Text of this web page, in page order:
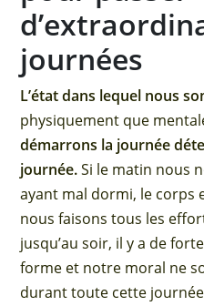
journées
L’état dans lequel nous
physiquement que
démarrons la journée
journée.Si le matin nous
ayant mal dormi, le corps
nous faisons tous les
jusqu’au soir, il y a de
forme et notre moral ne
durant toute cette